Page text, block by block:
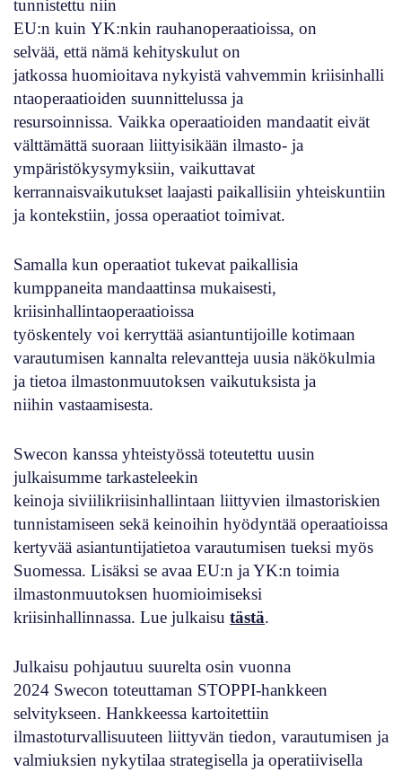
tunnistettu niin
EU:n kuin YK:nkin rauhanoperaatioissa, on
selvää, että nämä kehityskulut on
jatkossa huomioitava nykyistä vahvemmin kriisinhalli
ntaoperaatioiden suunnittelussa ja
resursoinnissa. Vaikka operaatioiden mandaatit eivät
välttämättä suoraan liittyisikään ilmasto- ja
ympäristökysymyksiin, vaikuttavat
kerrannaisvaikutukset laajasti paikallisiin yhteiskuntiin
ja kontekstiin, jossa operaatiot toimivat.
Samalla kun operaatiot tukevat paikallisia
kumppaneita mandaattinsa mukaisesti,
kriisinhallintaoperaatioissa
työskentely voi kerryttää asiantuntijoille kotimaan
varautumisen kannalta relevantteja uusia näkökulmia
ja tietoa ilmastonmuutoksen vaikutuksista ja
niihin vastaamisesta.
Swecon kanssa yhteistyössä toteutettu uusin
julkaisumme tarkasteleekin
keinoja siviilikriisinhallintaan liittyvien ilmastoriskien
tunnistamiseen sekä keinoihin hyödyntää operaatioissa
kertyvää asiantuntijatietoa varautumisen tueksi myös
Suomessa. Lisäksi se avaa EU:n ja YK:n toimia
ilmastonmuutoksen huomioimiseksi
kriisinhallinnassa. Lue julkaisu tästä.
Julkaisu pohjautuu suurelta osin vuonna
2024 Swecon toteuttaman STOPPI-hankkeen
selvitykseen. Hankkeessa kartoitettiin
ilmastoturvallisuuteen liittyvän tiedon, varautumisen ja
valmiuksien nykytilaa strategisella ja operatiivisella